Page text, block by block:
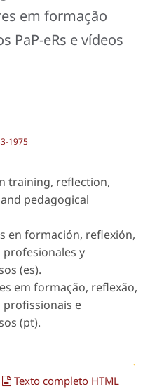
em formação
PaP-eRs e vídeos
1975
training, reflection,
pedagogical
en formación, reflexión,
y
(es).
em formação, reflexão,
e
(pt).
Texto completo HTML